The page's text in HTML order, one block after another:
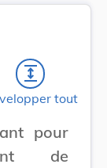
expand
tout
pour
de